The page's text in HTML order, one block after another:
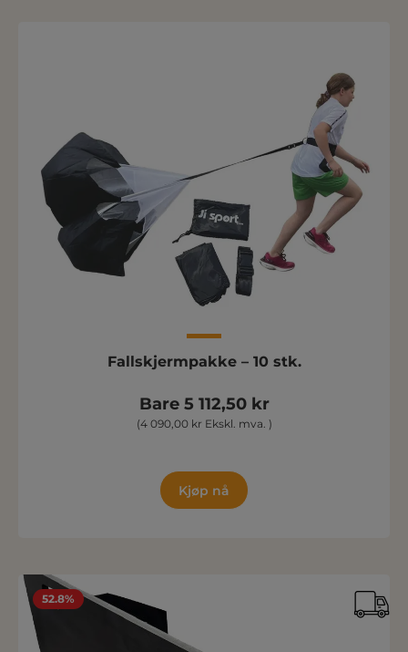
Fallskjermpakke – 10 stk.
Bare 5 112,50 kr
(4 090,00 kr Ekskl. mva. )
Kjøp nå
52.8%